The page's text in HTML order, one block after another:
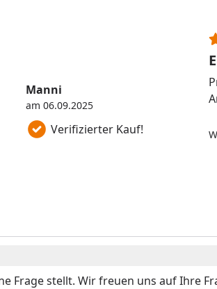
Verifizierter Kauf!
Manni
am 06.09.2025
Frage stellt. Wir freuen uns auf Ihre